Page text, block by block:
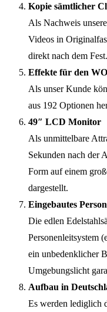
Kopie sämtlicher
Als Nachweis
Videos in
direkt nach dem Fest.
Effekte für den
Als unser Kunde
aus 192 Optionen
49″ LCD Monitor
Als unmittelbare
Sekunden nach der
Form auf einem
dargestellt.
Eingebautes
Die edlen
Personenleitsystem
ein unbedenklicher
Umgebungslicht
Aufbau in
Es werden lediglich